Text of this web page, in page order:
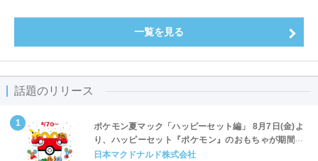
一覧を見る
話題のリリース
ポケモン夏マック「ハッピーセット編」 8月7日(金)よ
り、ハッピーセット『ポケモン』のおもちゃが期間限
定登場
日本マクドナルド株式会社